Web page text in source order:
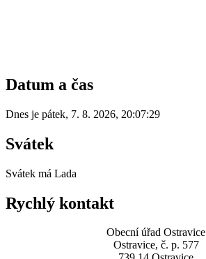
Datum a čas
Dnes je pátek, 7. 8. 2026, 20:07:29
Svátek
Svátek má Lada
Rychlý kontakt
Obecní úřad Ostravice
Ostravice, č. p. 577